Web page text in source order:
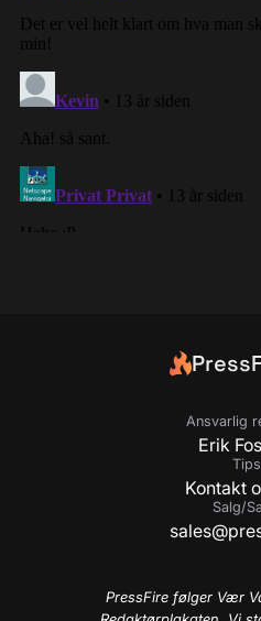
Ansvarlig
Erik
Tips
Kontakt
Salg/
PressFire følger Vær